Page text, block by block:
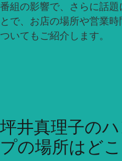
番組の影響で、さらに話
とで、お店の場所や営業
ついてもご紹介します。
坪井真理子の
プの場所はどこ